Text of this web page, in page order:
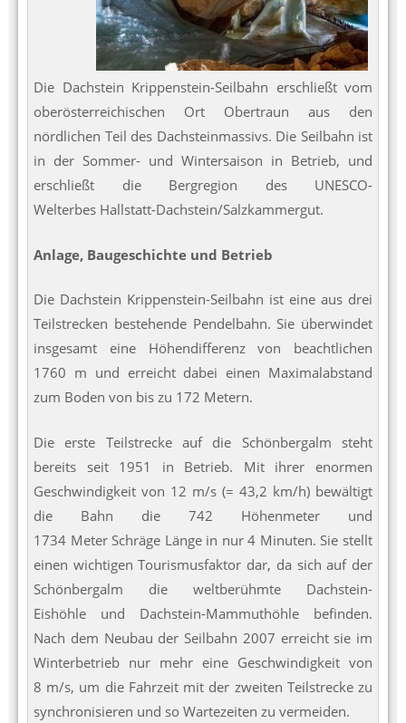
Die Dachstein Krippenstein-Seilbahn erschließt vom
oberösterreichischen Ort Obertraun aus den
nördlichen Teil des Dachsteinmassivs. Die Seilbahn ist
in der Sommer- und Wintersaison in Betrieb, und
erschließt die Bergregion des UNESCO-
Welterbes Hallstatt-Dachstein/Salzkammergut.
Anlage, Baugeschichte und Betrieb
Die Dachstein Krippenstein-Seilbahn ist eine aus drei
Teilstrecken bestehende Pendelbahn. Sie überwindet
insgesamt eine Höhendifferenz von beachtlichen
1760 m und erreicht dabei einen Maximalabstand
zum Boden von bis zu 172 Metern.
Die erste Teilstrecke auf die Schönbergalm steht
bereits seit 1951 in Betrieb. Mit ihrer enormen
Geschwindigkeit von 12 m/s (= 43,2 km/h) bewältigt
die Bahn die 742 Höhenmeter und
1734 Meter Schräge Länge in nur 4 Minuten. Sie stellt
einen wichtigen Tourismusfaktor dar, da sich auf der
Schönbergalm die weltberühmte Dachstein-
Eishöhle und Dachstein-Mammuthöhle befinden.
Nach dem Neubau der Seilbahn 2007 erreicht sie im
Winterbetrieb nur mehr eine Geschwindigkeit von
8 m/s, um die Fahrzeit mit der zweiten Teilstrecke zu
synchronisieren und so Wartezeiten zu vermeiden.